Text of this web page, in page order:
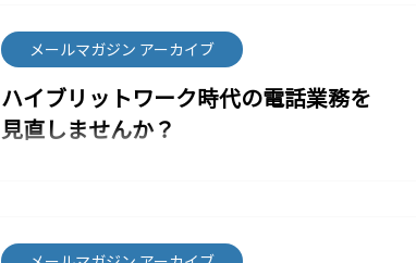
守負担を大幅に削減できます。 柔軟な働き方に対応 オ
フィス外でもスマホ・PCから会社の電話を利用でき、
テレワーク推進に貢献します。 スケール調整が簡単 新
拠点の追加やユーザー増減に応じて、柔軟に設定変更
できます。 管理が一元化 管理画面から設定変更・ユー
ビス改善のヒント よくある質問やトラブルの傾 など、
貴重な情報が数多く含まれています。 RemoTELの通
話録音機能を使えば、こうした内容を確実に保存で
き、さらに音声テキスト化によって「検索できる情
報」として社内で活用することが可能になります。 通
す。 音声テキスト化で広がる活用シーン 通話内容を文
ハイブリットワーク時代の電話業務を
見直しませんか？
メールマガジン アーカイブ